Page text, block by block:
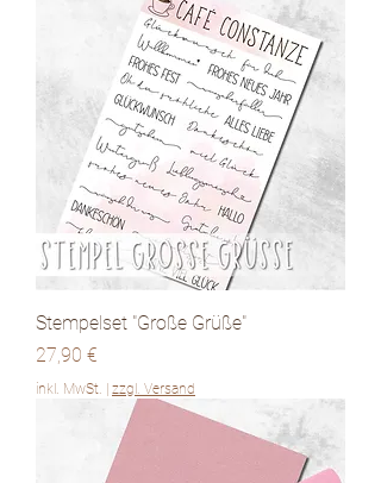
Stempelset "Große Grüße"
Preis
27,90 €
inkl. MwSt. | zzgl. Versand